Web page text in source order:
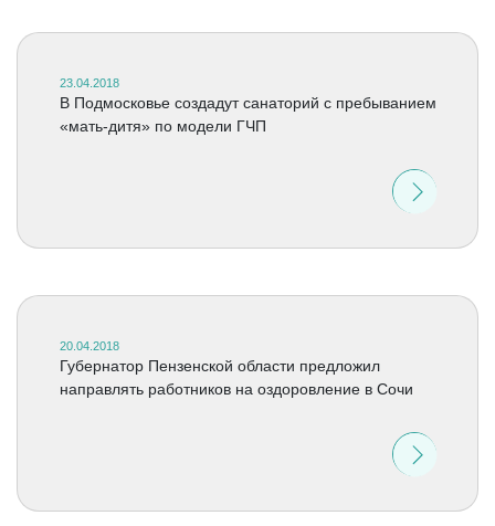
23.04.2018
В Подмосковье создадут санаторий с пребыванием
«мать-дитя» по модели ГЧП
20.04.2018
Губернатор Пензенской области предложил
направлять работников на оздоровление в Сочи